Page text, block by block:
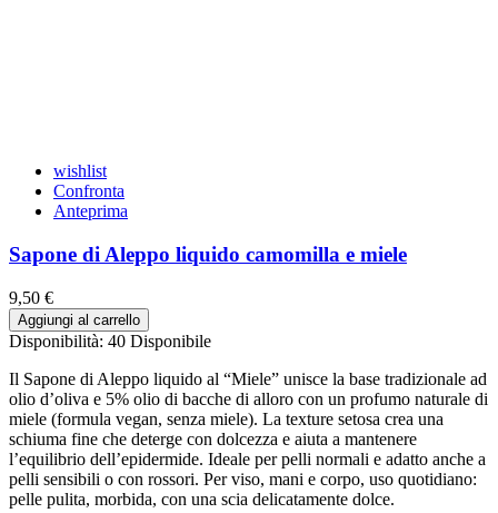
wishlist
Confronta
Anteprima
Sapone di Aleppo liquido camomilla e miele
9,50 €
Aggiungi al carrello
Disponibilità: 40 Disponibile
Il Sapone di Aleppo liquido al “Miele” unisce la base tradizionale ad
olio d’oliva e 5% olio di bacche di alloro con un profumo naturale di
miele (formula vegan, senza miele). La texture setosa crea una
schiuma fine che deterge con dolcezza e aiuta a mantenere
l’equilibrio dell’epidermide. Ideale per pelli normali e adatto anche a
pelli sensibili o con rossori. Per viso, mani e corpo, uso quotidiano:
pelle pulita, morbida, con una scia delicatamente dolce.